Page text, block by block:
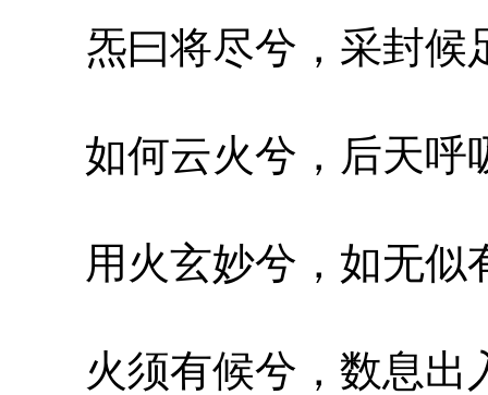
炁曰将尽兮，采封候
如何云火兮，后天呼
用火玄妙兮，如无似
火须有候兮，数息出